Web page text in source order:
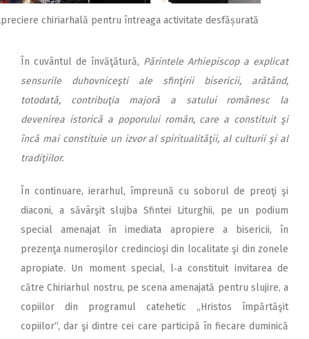
chiriarhală pentru întreaga activitate desfășurată
În cuvântul de învăţătură, Părintele Arhiepiscop a explicat
sensurile duhovniceşti ale sfinţirii bisericii, arătând,
totodată, contribuţia majoră a satului românesc la
devenirea istorică a poporului român, care a constituit şi
încă mai constituie un izvor al spiritualităţii, al culturii şi al
tradiţiilor.
În continuare, ierarhul, împreună cu soborul de preoţi şi
diaconi, a săvârşit slujba Sfintei Liturghii, pe un podium
special amenajat în imediata apropiere a bisericii, în
prezenţa numeroşilor credincioşi din localitate şi din zonele
apropiate. Un moment special, l‑a constituit invitarea de
către Chiriarhul nostru, pe scena amenajată pentru slujire, a
copiilor din programul catehetic „Hristos împărtăşit
copiilor“, dar şi dintre cei care participă în fiecare duminică